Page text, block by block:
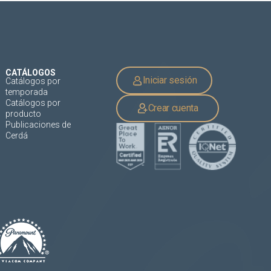
CATÁLOGOS
Catálogos por
temporada
Catálogos por
producto
Publicaciones de
Cerdá
Iniciar sesión
Crear cuenta